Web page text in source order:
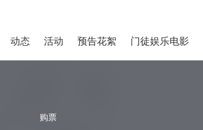
动态 活动 预告花絮 门徒娱乐电影
购票